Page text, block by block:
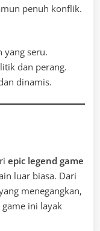
penuh konflik.
yang seru.
dan perang.
dinamis.
epic legend game
luar biasa. Dari
menegangkan,
ini layak